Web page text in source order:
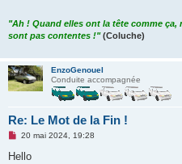
"Ah ! Quand elles ont la tête comme
sont pas contentes !" (Coluche)
EnzoGenouel
Conduite accompagnée
Re: Le Mot de la Fin !
M
s
20 mai 2024, 19:28
Hello